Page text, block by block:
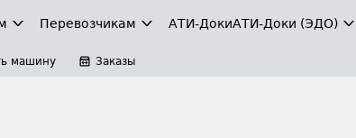
Перевозчикам АТИ-ДокиАТИ-Доки (ЭДО)
машину Заказы